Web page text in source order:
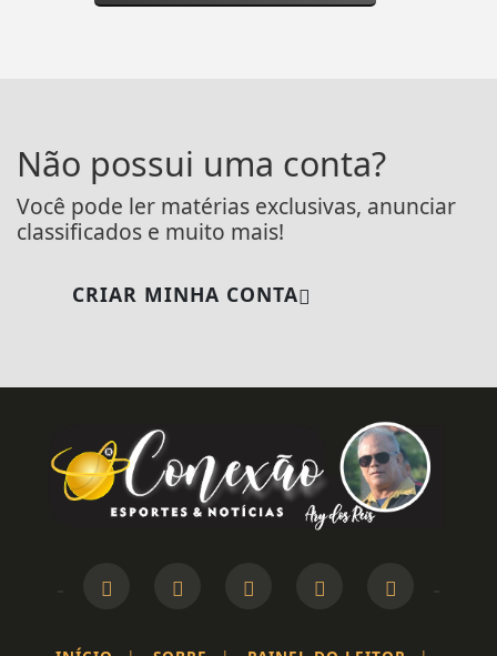
Não possui uma conta?
Você pode ler matérias exclusivas, anunciar
classificados e muito mais!
CRIAR MINHA CONTA